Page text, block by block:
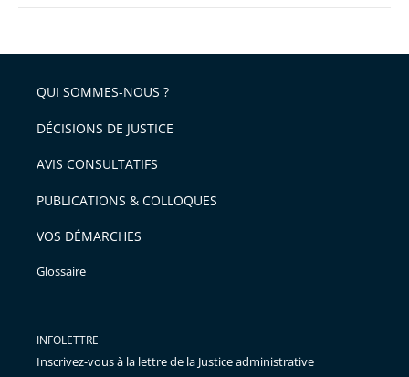
QUI SOMMES-NOUS ?
DÉCISIONS DE JUSTICE
AVIS CONSULTATIFS
PUBLICATIONS & COLLOQUES
VOS DÉMARCHES
Glossaire
INFOLETTRE
Inscrivez-vous à la lettre de la Justice administrative